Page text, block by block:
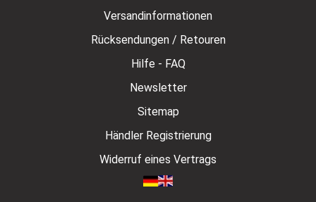
Versandinformationen
Rücksendungen / Retouren
Hilfe - FAQ
Newsletter
Sitemap
Händler Registrierung
Widerruf eines Vertrags